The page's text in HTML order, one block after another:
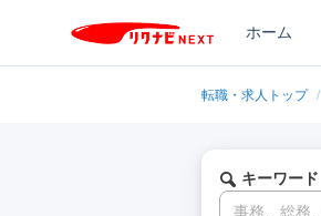
ホーム
転職・求人トップ /
キーワード